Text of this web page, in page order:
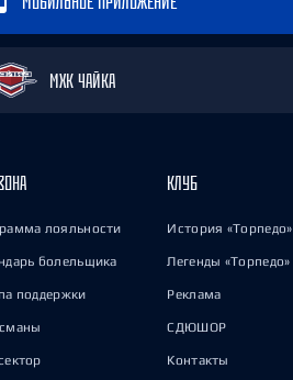
МХК ЧАЙКА
лояльности
болельщика
поддержки
КЛУБ
История «Торпедо»
Легенды «Торпедо»
Реклама
СДЮШОР
Контакты